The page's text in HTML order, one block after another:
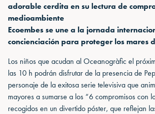
adorable cerdita en su lectura de
medioambiente
Ecoembes se une a la jornada
concienciación para proteger los mares
Los niños que acudan al Oceanogràfic el
las 10 h podrán disfrutar de la presencia de
personaje de la exitosa serie televisiva que
mayores a sumarse a los “6 compromisos con
recogidos en un divertido póster, que reflejan